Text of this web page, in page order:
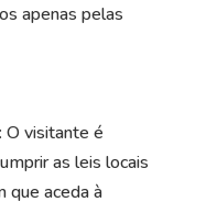
apenas pelas
O visitante é
as leis locais
que aceda à